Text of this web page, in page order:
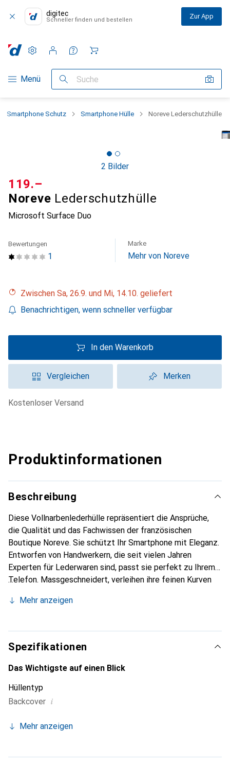
digitec
Schneller finden und bestellen Zur App
Navigation nach Kategorien
Menü Suche
Einstellungen
Kundenkonto
Vergleichslisten
Merklisten
Warenkorb
Smartphone Schutz Smartphone Hülle Noreve Lederschutzhülle
2 Bilder
Noreve Lederschutzhülle
Microsoft Surface Duo
CHF
119.–
1
Bewertungen Marke
Mehr von Noreve
Zwischen Sa, 26.9. und Mi, 14.10. geliefert
Benachrichtigen, wenn schneller verfügbar
In den Warenkorb
Vergleichen Merken
kostenloser Versand
Produktinformationen
Beschreibung
Diese Vollnarbenlederhülle repräsentiert die Ansprüche,
die Qualität und das Fachwissen der französischen
Boutique Noreve. Sie schützt Ihr Smartphone mit Eleganz.
Entworfen von Handwerkern, die seit vielen Jahren
Experten für Lederwaren sind, passt sie perfekt zu Ihrem
Telefon. Massgeschneidert, verleihen ihre feinen Kurven
unverzichtbaren Accessoire für Ihr Smartphone.
die Marke Noreve eine sichere Wahl für eine
anspruchsvolle Kundschaft.
Mehr anzeigen
Spezifikationen
Das Wichtigste auf einen Blick
Hüllentyp
Backcover i
Mehr anzeigen